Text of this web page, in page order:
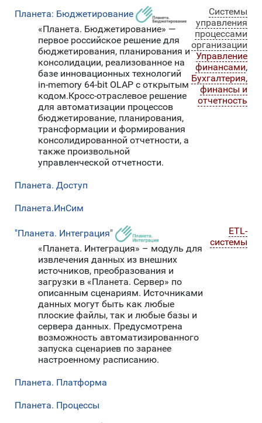
Планета: Бюджетирование
«Планета. Бюджетирование» —
первое российское решение для
бюджетирования, планирования и
консолидации, реализованное на
базе инновационных технологий
in-memory 64-bit OLAP с открытым
кодом.Кросс-отраслевое решение
для автоматизации процессов
бюджетирование, планирования,
трансформации и формирования
консолидированной отчетности, а
также произвольной
управленческой отчетности.
Системы
управления
процессами
организации
Управление
финансами,
Бухгалтерия,
финансы и
отчетность
Планета. Доступ
Планета.ИнСим
"Планета. Интеграция"
«Планета. Интеграция» – модуль для
извлечения данных из внешних
источников, преобразования и
загрузки в «Планета. Сервер» по
описанным сценариям. Источниками
данных могут быть как любые
плоские файлы, так и любые базы и
сервера данных. Предусмотрена
возможность автоматизированного
запуска сценариев по заранее
настроенному расписанию.
ETL-
системы
Планета. Платформа
Планета. Процессы